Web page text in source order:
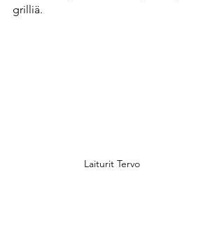
grilliä.
Laiturit Tervo